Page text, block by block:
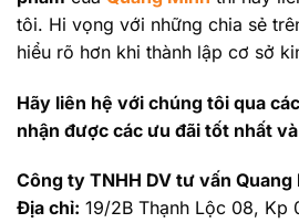
tôi. Hi vọng với những chia sẻ
hiểu rõ hơn khi thành lập cơ sở
Hãy liên hệ với chúng tôi qua
nhận được các ưu đãi tốt nhất
Công ty TNHH DV tư vấn Quang
Địa chỉ: 19/2B Thạnh Lộc 08, Kp